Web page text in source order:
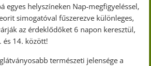
egyes helyszíneken Nap-megfigyeléssel,
simogatóval fűszerezve különleges,
az érdeklődőket 6 napon keresztül,
és 14. között!
természeti jelensége a